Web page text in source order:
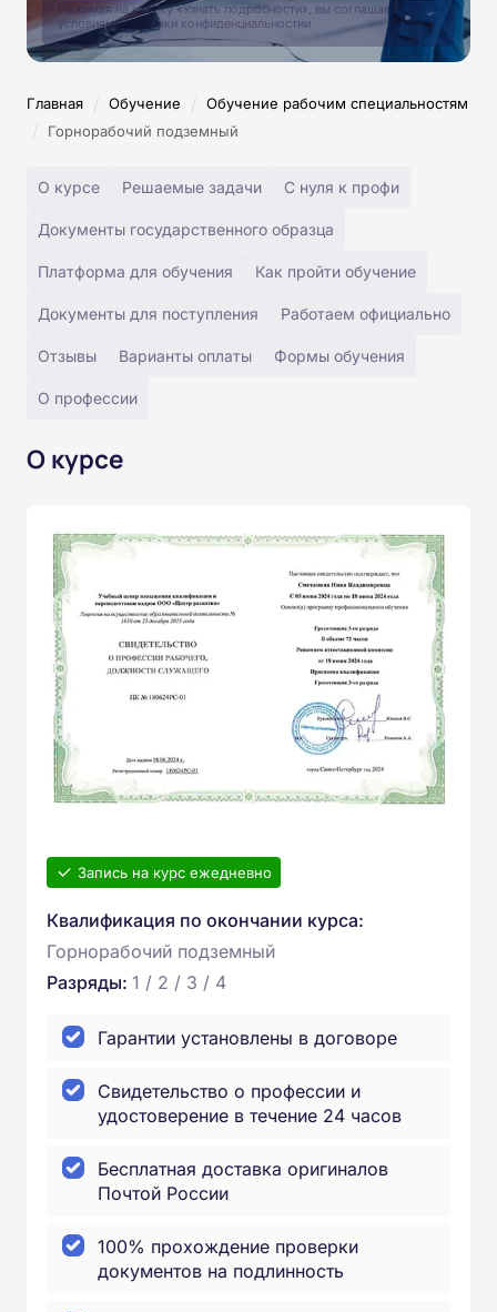
Нажимая на кнопку «Узнать подробности», вы соглашаетесь с
условиями политики конфиденциальностии
Главная / Обучение / Обучение рабочим специальностям
/ Горнорабочий подземный
О курсе Решаемые задачи С нуля к профи
Документы государственного образца
Платформа для обучения Как пройти обучение
Документы для поступления Работаем официально
Отзывы Варианты оплаты Формы обучения
О профессии
О курсе
Запись на курс ежедневно
Квалификация по окончании курса:
Горнорабочий подземный
Разряды: 1 / 2 / 3 / 4
Гарантии установлены в договоре
Свидетельство о профессии и
удостоверение в течение 24 часов
Бесплатная доставка оригиналов
Почтой России
100% прохождение проверки
документов на подлинность